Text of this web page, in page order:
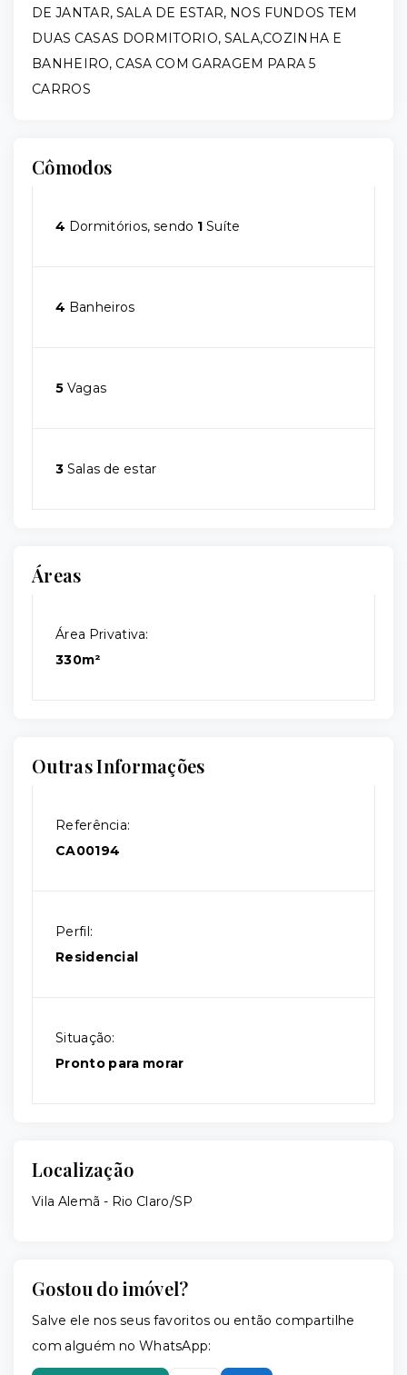
DE JANTAR, SALA DE ESTAR, NOS FUNDOS TEM
DUAS CASAS DORMITORIO, SALA,COZINHA E
BANHEIRO, CASA COM GARAGEM PARA 5
CARROS
Cômodos
4 Dormitórios, sendo 1 Suíte
4 Banheiros
5 Vagas
3 Salas de estar
Áreas
Área Privativa:
330m²
Outras Informações
Referência:
CA00194
Perfil:
Residencial
Situação:
Pronto para morar
Localização
Vila Alemã - Rio Claro/SP
Gostou do imóvel?
Salve ele nos seus favoritos ou então compartilhe
com alguém no WhatsApp: